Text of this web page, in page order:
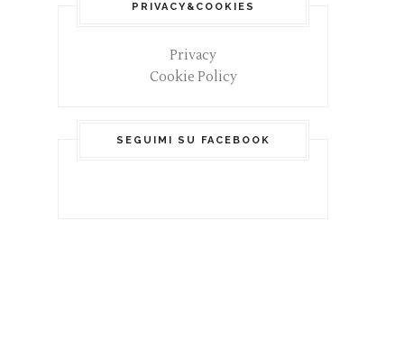
PRIVACY&COOKIES
Privacy
Cookie Policy
SEGUIMI SU FACEBOOK